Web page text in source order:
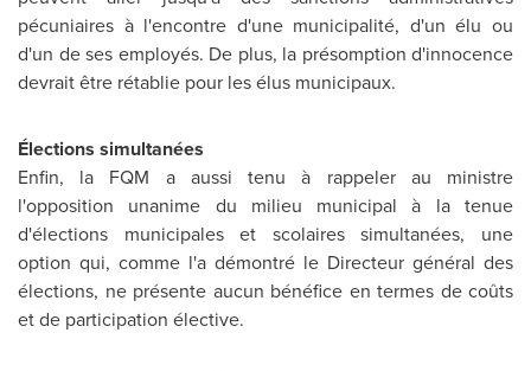
pécuniaires à l'encontre d'une municipalité, d'un élu ou
d'un de ses employés. De plus, la présomption d'innocence
devrait être rétablie pour les élus municipaux.
Élections simultanées
Enfin, la FQM a aussi tenu à rappeler au ministre
l'opposition unanime du milieu municipal à la tenue
d'élections municipales et scolaires simultanées, une
option qui, comme l'a démontré le Directeur général des
élections, ne présente aucun bénéfice en termes de coûts
et de participation élective.